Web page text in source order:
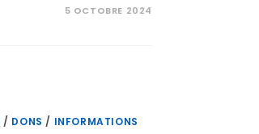
5 OCTOBRE 2024
/ DONS / INFORMATIONS